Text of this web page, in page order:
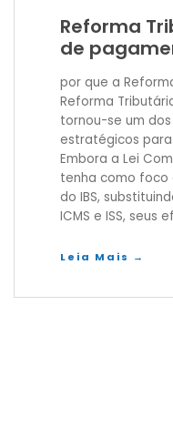
Reforma
de
por que a
Reforma
tornou-se um
estratégicos
Embora a Lei
tenha como foco
do IBS,
ICMS e ISS, seus
Leia Mais →